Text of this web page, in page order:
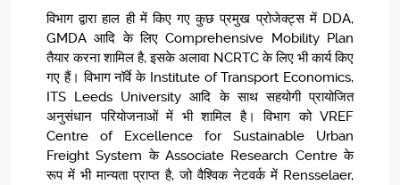
विभाग द्वारा हाल ही में किए गए कुछ प्रमुख प्रोजेक्ट्स में DDA,
GMDA आदि के लिए Comprehensive Mobility Plan
तैयार करना शामिल है, इसके अलावा NCRTC के लिए भी कार्य किए
गए हैं। विभाग नॉर्वे के Institute of Transport Economics,
ITS Leeds University आदि के साथ सहयोगी प्रायोजित
अनुसंधान परियोजनाओं में भी शामिल है। विभाग को VREF
Centre of Excellence for Sustainable Urban
Freight System के Associate Research Centre के
रूप में भी मान्यता प्राप्त है, जो वैश्विक नेटवर्क में Rensselaer,